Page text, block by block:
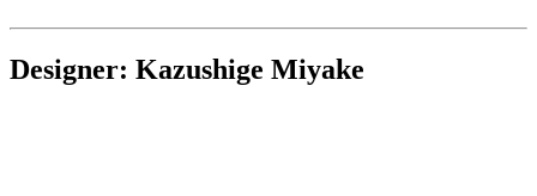
Designer: Kazushige Miyake